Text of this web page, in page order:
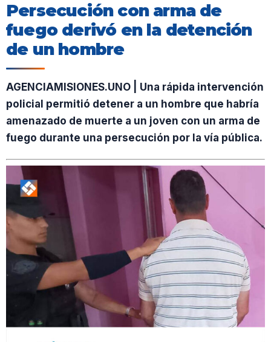
Persecución con arma de
fuego derivó en la detención
de un hombre
AGENCIAMISIONES.UNO | Una rápida intervención
policial permitió detener a un hombre que habría
amenazado de muerte a un joven con un arma de
fuego durante una persecución por la vía pública.